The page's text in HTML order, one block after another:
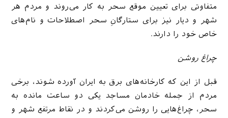
متفاوتی برای تعیین موقع سحر به کار می‌روند و مردم هر
شهر و دیار نیز برای ستارگانِ سحر اصطلاحات و نام‌های
خاص خود را دارند.
چراغ روشن
قبل از این که کارخانه‌های برق به ایران آورده شوند، برخی
مردم از جمله خادمان مساجد یکی دو ساعت مانده به
سحر، چراغ‌هایی را روشن می‌کردند و در نقاط مرتفع شهر و